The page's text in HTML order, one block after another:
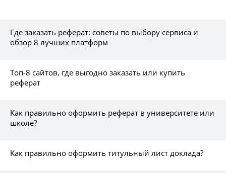
Где заказать реферат: советы по выбору сервиса и
обзор 8 лучших платформ
Топ-8 сайтов, где выгодно заказать или купить
реферат
Как правильно оформить реферат в университете или
школе?
Как правильно оформить титульный лист доклада?